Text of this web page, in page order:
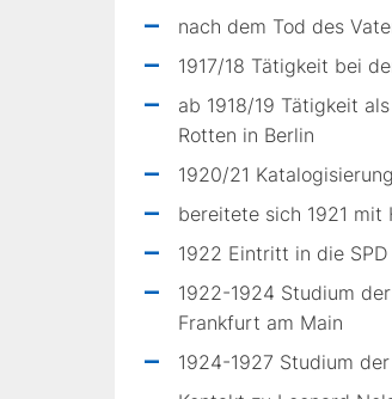
nach dem Tod des
1917/18 Tätigkeit bei
ab 1918/19 Tätigkeit
Rotten in Berlin
1920/21
bereitete sich 1921
1922 Eintritt in die SPD
1922-1924 Studium
Frankfurt am Main
1924-1927 Studium